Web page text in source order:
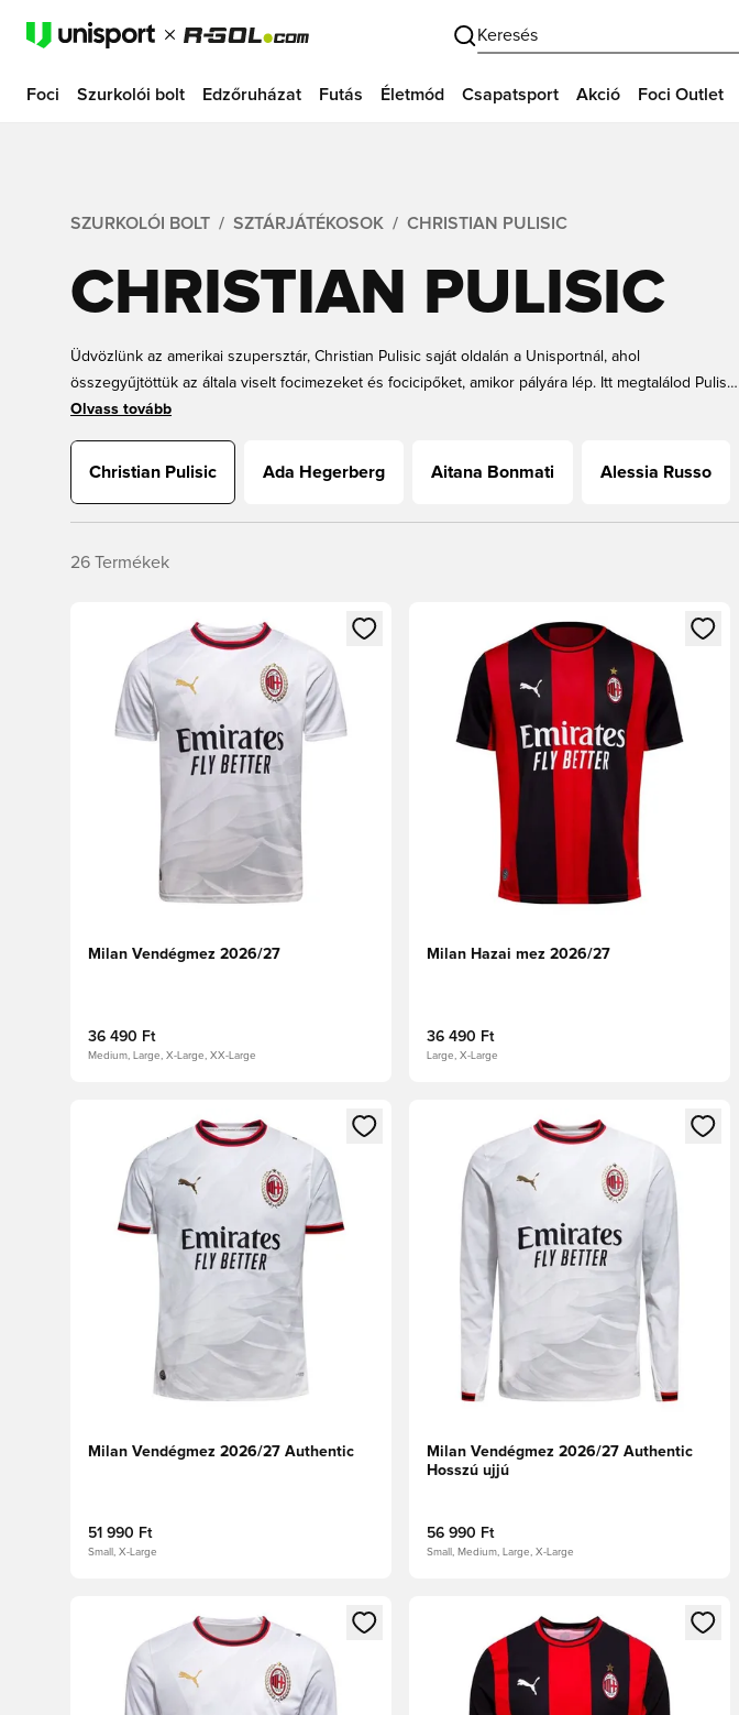
Keresés
Foci Szurkolói bolt Edzőruházat Futás Életmód Csapatsport Akció Foci Outlet
SZURKOLÓI BOLT SZTÁRJÁTÉKOSOK CHRISTIAN PULISIC
CHRISTIAN PULISIC
Üdvözlünk az amerikai szupersztár, Christian Pulisic saját oldalán a Unisportnál, ahol
összegyűjtöttük az általa viselt focimezeket és focicipőket, amikor pályára lép. Itt megtalálod Pulisic
klubjának, vagy szeretett amerikai válogatottjának legújabb focimezeit. Emellett megtalálod azokat
varázslónak érezhesd magad játék közben. Fedezd fel az alábbi kínálatot, és add le rendelésed
Olvass tovább
Christian Pulisic Ada Hegerberg Aitana Bonmati Alessia Russo
26 Termékek
Megnyit egy modált a bejelentkezéshez vagy a tagként való regisztrációhoz
Milan Vendégmez 2026/27
36 490 Ft
Medium, Large, X-Large, XX-Large
Megnyit egy modált a bejelentkezéshez
Milan Hazai mez 2026/27
36 490 Ft
Large, X-Large
Megnyit egy modált a bejelentkezéshez vagy a tagként való regisztrációhoz
Milan Vendégmez 2026/27 Authentic
51 990 Ft
Small, X-Large
Megnyit egy modált a bejelentkezéshez
Milan Vendégmez 2026/27 Authentic
Hosszú ujjú
56 990 Ft
Small, Medium, Large, X-Large
Megnyit egy modált a bejelentkezéshez vagy a tagként való regisztrációhoz
Megnyit egy modált a bejelentkezéshez